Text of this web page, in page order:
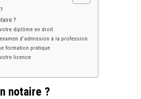
?
diplôme en droit
d’admission à la profession
formation pratique
licence
notaire ?